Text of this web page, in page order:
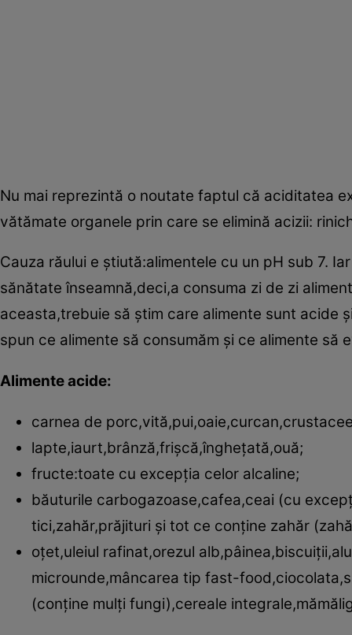
Nu mai reprezintă o noutate faptul că aciditatea
vătămate organele prin care se elimină acizii:
Cauza răului e ştiută:alimentele cu un pH sub 7.
sănătate înseamnă,deci,a consuma zi de zi
aceasta,trebuie să ştim care ali­men­te sunt acide
spun ce alimente să consu­măm şi ce alimente să
Alimente acide:
carnea de
lapte,iaurt,brânză,frişcă,îngheţată,ouă;
fructe:toate cu excepţia celor alcaline;
băuturile carbogazoase,cafea,ceai (cu
tici,zahăr,prăjituri şi tot ce con­ţine zahăr
oţet,uleiul rafinat,orezul
microunde,mâncarea tip fast-
(conţine mulţi fungi),ce­reale